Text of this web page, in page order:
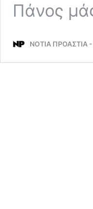
Πάνος
ΝΟΤΙΑ ΠΡΟΑΣΤΙΑ